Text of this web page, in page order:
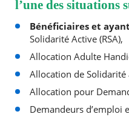
l’une des situations
Bénéficiaires et
Solidarité Active (RSA),
Allocation Adulte
Allocation de Solidarité
Allocation pour
Demandeurs d’emploi